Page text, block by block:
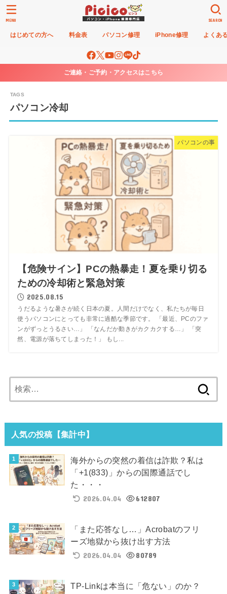
はじめての方へ 料金表 パソコン修理 iPhone修理 よくあ
SEARCH
MENU
ご連絡・ご予約・アクセスはこちら
パソコン冷却
パソコンの事
【危険サイン】PCの熱暴走！夏を乗り切る
ための冷却術と緊急対策
2025.08.15
うだるような暑さが続く日本の夏。人間だけでなく、私たちが毎日
使うパソコンにとっても非常に過酷な季節です。 「最近、PCのファ
ンがずっとうるさい…」 「なんだか動きがカクカクする…」 「突
然、電源が落ちてしまった！」 もし...
索:
人気の投稿【集計中】
海外からの突然の着信は詐欺？私は
「+1(833)」からの国際通話でし
た・・・
2026.04.04
612807
「また応答なし…」Acrobatのフリ
ーズ地獄から抜け出す方法
2026.04.04
80789
TP-Linkは本当に「危ない」のか？